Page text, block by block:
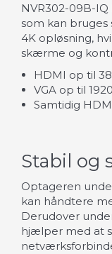
NVR302-09B-
som kan
4K opløsning,
skærme og
HDMI op til
VGA op til
Samtidig
Stabil og
Optageren
kan håndtere
Derudover
hjælper med at